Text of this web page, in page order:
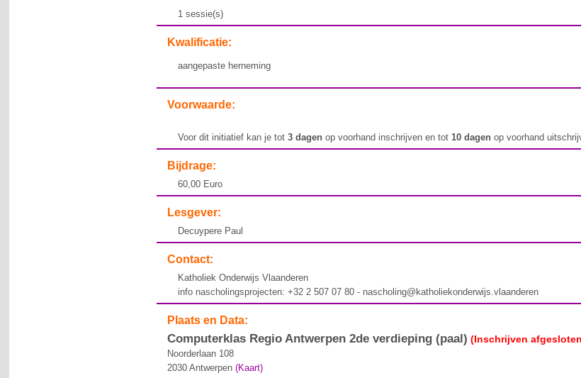
1 sessie(s)
Kwalificatie:
aangepaste herneming
Voorwaarde:
Voor dit initiatief kan je tot3 dagen op voorhand inschrijven en tot10 dagenop voorhand
Bijdrage:
60,00 Euro
Lesgever:
Decuypere Paul
Contact:
Katholiek Onderwijs Vlaanderen
info nascholingsprojecten: +32 2 507 07 80 - nascholing@katholiekonderwijs.vlaanderen
Plaats en Data:
Computerklas Regio Antwerpen 2de verdieping (paal) (Inschrijven
Noorderlaan 108
2030 Antwerpen (Kaart)